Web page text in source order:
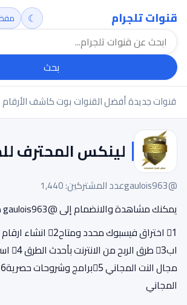
قنوات تلجرام
بحث
☾
قنوات جديدةأفضل القنواتبوت كاشف الأرقام
لينكس المحترف
@gaulois963
عدد المشتركين: 1,440
يمكنك مشاهدة والانضمام إلى @gaulois963 مباشرة.
1⃣ اختراق فيسبوك محدد
اب3⃣
المجاني